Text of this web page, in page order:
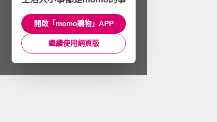
開啟「momo購物」APP
繼續使用網頁版